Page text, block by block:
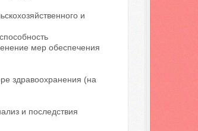
и
мер обеспечения
здравоохранения (на
и последствия